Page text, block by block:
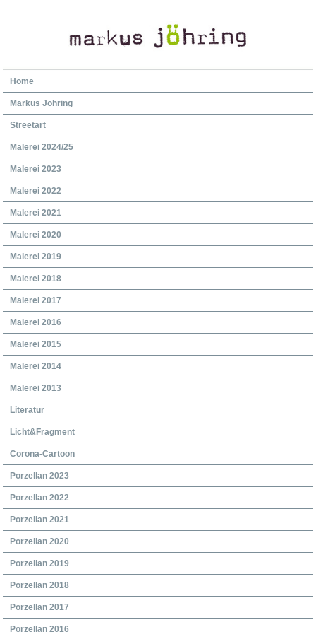
Home
Markus Jöhring
Streetart
Malerei 2024/25
Malerei 2023
Malerei 2022
Malerei 2021
Malerei 2020
Malerei 2019
Malerei 2018
Malerei 2017
Malerei 2016
Malerei 2015
Malerei 2014
Malerei 2013
Literatur
Licht&Fragment
Corona-Cartoon
Porzellan 2023
Porzellan 2022
Porzellan 2021
Porzellan 2020
Porzellan 2019
Porzellan 2018
Porzellan 2017
Porzellan 2016